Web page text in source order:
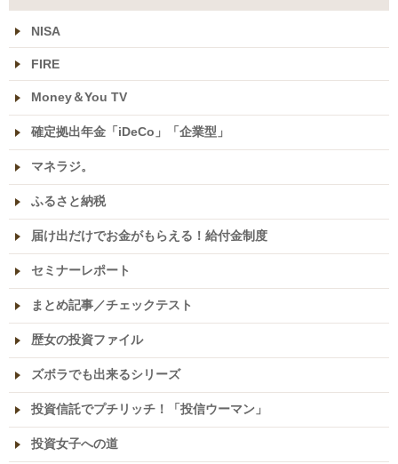
NISA
FIRE
Money＆You TV
確定拠出年金「iDeCo」「企業型」
マネラジ。
ふるさと納税
届け出だけでお金がもらえる！給付金制度
セミナーレポート
まとめ記事／チェックテスト
歴女の投資ファイル
ズボラでも出来るシリーズ
投資信託でプチリッチ！「投信ウーマン」
投資女子への道